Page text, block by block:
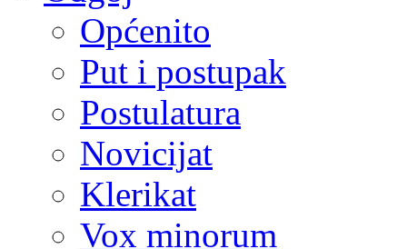
Općenito
Put i postupak
Postulatura
Novicijat
Klerikat
Vox minorum